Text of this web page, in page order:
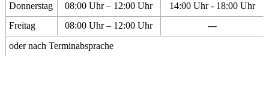
Donnerstag
08:00 Uhr – 12:00 Uhr
14:00 Uhr - 18:00 Uhr
Freitag
08:00 Uhr – 12:00 Uhr
---
oder nach Terminabsprache